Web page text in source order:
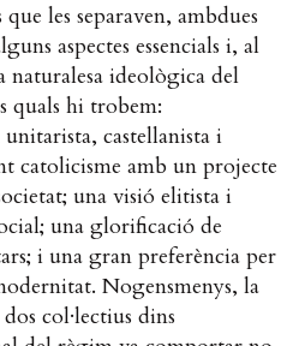
les separaven, ambdues
aspectes essencials i, al
ideològica del
quals hi trobem:
castellanista i
catolicisme amb un projecte
una visió elitista i
una glorificació de
i una gran preferència per
Nogensmenys, la
col·lectius dins